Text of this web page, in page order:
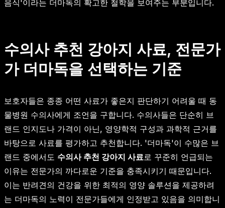
음식'이라는 더마독의 확고한 철학을 보여주는 부분입니다.
수의사 추천 강아지 사료, 전문가
가 더마독을 선택하는 기준
보호자들은 종종 어떤 사료가 좋은지 판단하기 어려울 때 동
물병원 수의사에게 조언을 구합니다. 수의사들은 단순히 브
랜드 인지도나 가격이 아닌, 영양학적 구성과 과학적 근거를
바탕으로 사료를 평가하고 추천합니다. '더마독'이 수많은 브
랜드 중에서도 수의사 추천 강아지 사료 로 꾸준히 언급되는
이유는 전문가의 까다로운 기준을 충족시키기 때문입니다.
이는 반려견의 건강을 위한 최적의 영양 솔루션을 제공하려
는 더마독의 노력이 전문가들에게 인정받고 있음을 의미합니